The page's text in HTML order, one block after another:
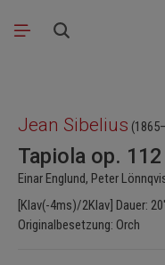
Zum Hauptinhalt springen
Jean Sibelius
Tapiola op. 112
Einar Englund, Peter
[Klav(-4ms)/2Klav] Dauer: 20'
Originalbesetzung: Orch